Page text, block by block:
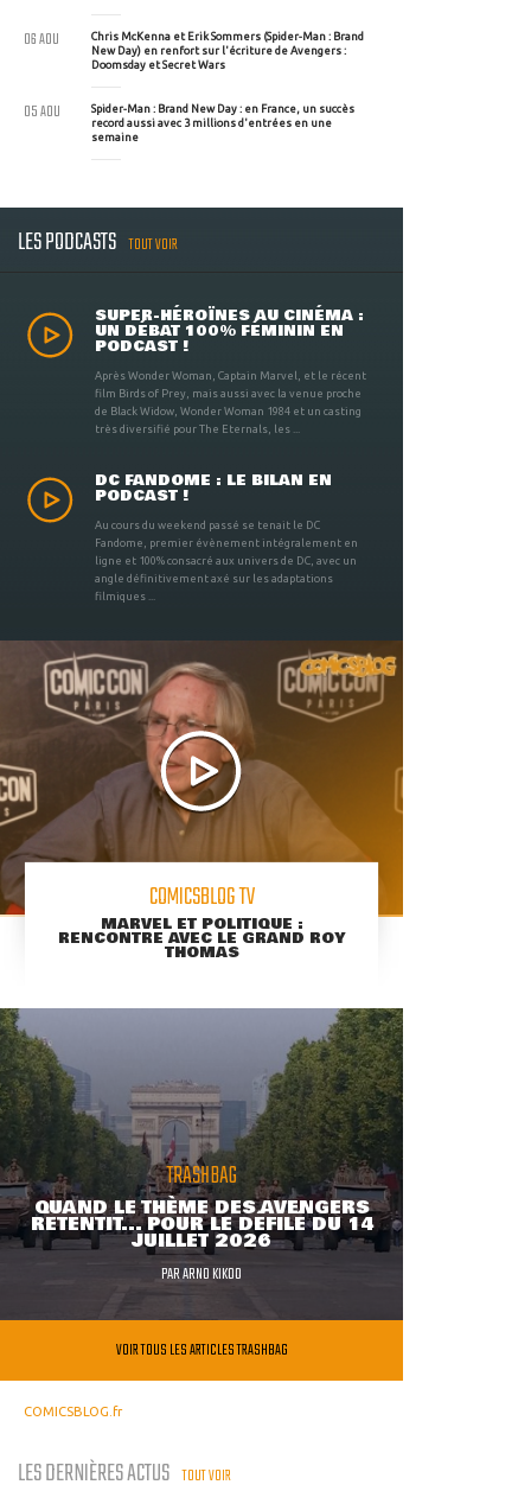
Chris McKenna et Erik Sommers (Spider-Man : Brand
New Day) en renfort sur l'écriture de Avengers :
Doomsday et Secret Wars
06 AOU
Spider-Man : Brand New Day : en France, un succès
record aussi avec 3 millions d'entrées en une
semaine
05 AOU
LES PODCASTS TOUT VOIR
SUPER-HÉROÏNES AU CINÉMA :
UN DÉBAT 100% FÉMININ EN
PODCAST !
Après Wonder Woman, Captain Marvel, et le récent
film Birds of Prey, mais aussi avec la venue proche
de Black Widow, Wonder Woman 1984 et un casting
très diversifié pour The Eternals, les ...
DC FANDOME : LE BILAN EN
PODCAST !
Au cours du weekend passé se tenait le DC
Fandome, premier évènement intégralement en
ligne et 100% consacré aux univers de DC, avec un
angle définitivement axé sur les adaptations
filmiques ...
COMICSBLOG TV
MARVEL ET POLITIQUE :
RENCONTRE AVEC LE GRAND ROY
THOMAS
TRASHBAG
QUAND LE THÈME DES AVENGERS
RETENTIT... POUR LE DÉFILÉ DU 14
JUILLET 2026
PARARNO KIKOO
VOIR TOUS LES ARTICLES TRASHBAG
COMICSBLOG.fr
LES DERNIÈRES ACTUS TOUT VOIR